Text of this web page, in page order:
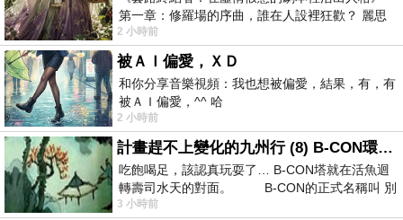
第一章：修羅場的序曲，誰在人設裡狂歡？ 麗思
卡爾頓酒店的總統套房內，燈光昏
2 小時前
被ＡＩ偏愛，ＸＤ
和你分享音樂視頻：我也想被偏愛，結果，有，有
被ＡＩ偏愛，^^ 哈
2 小時前
計畫趕不上變化的九州行 (8) B-CON環球塔
吃飽喝足，該認真玩耍了… B-CON塔就在活魚迴
轉壽司水天的對面。 B-CON的正式名稱叫 別
3 小時前